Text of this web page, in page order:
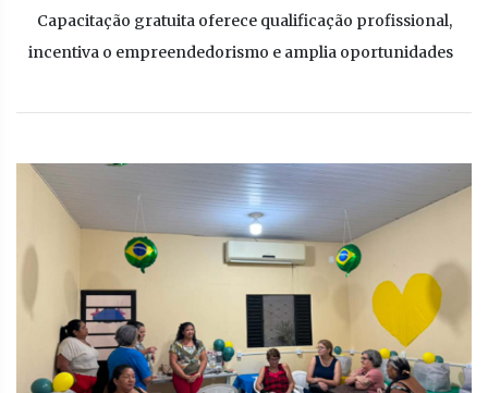
Capacitação gratuita oferece qualificação profissional,
incentiva o empreendedorismo e amplia oportunidades